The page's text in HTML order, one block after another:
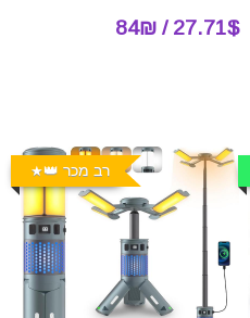
27.71$ / 84₪
רב מכר 👑